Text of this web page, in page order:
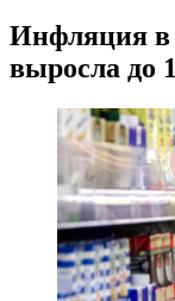
Инфляция в
выросла до